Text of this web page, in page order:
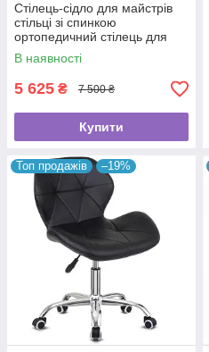
Стілець-сідло для майстрів
стільці зі спинкою
ортопедичний стілець для
роботи стільчики майстра BS
Ukraine 7015
В наявності
5 625 ₴ 7 500 ₴
Купити
Топ продажів –19%